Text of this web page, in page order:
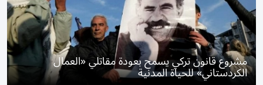
مشروع قانون تركي يسمح بعودة مقاتلي «العمال
الكردستاني» للحياة المدنية